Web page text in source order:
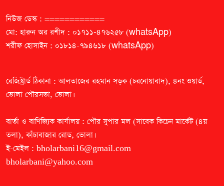
নিউজ ডেস্ক : ============
মো: হারুন অর রশীদ : ০১৭১১-৪৭৬২৫৮ (whatsApp)
শরীফ হোসাইন : ০১৮১৪-৭৯৪৬১৮ (whatsApp)
রেজিষ্ট্রার্ড ঠিকানা : আলতাজের রহমান সড়ক (চরনোয়াবাদ), ৪নং ওয়ার্ড,
ভোলা পৌরসভা, ভোলা।
বার্তা ও বাণিজ্যিক কার্যালয় : পৌর সুপার মল (সাবেক কিচেন মার্কেট (৪য়
তলা), কাঁচাবাজার রোড, ভোলা।
ই-মেইল : bholarbani16@gmail.com
bholarbani@yahoo.com